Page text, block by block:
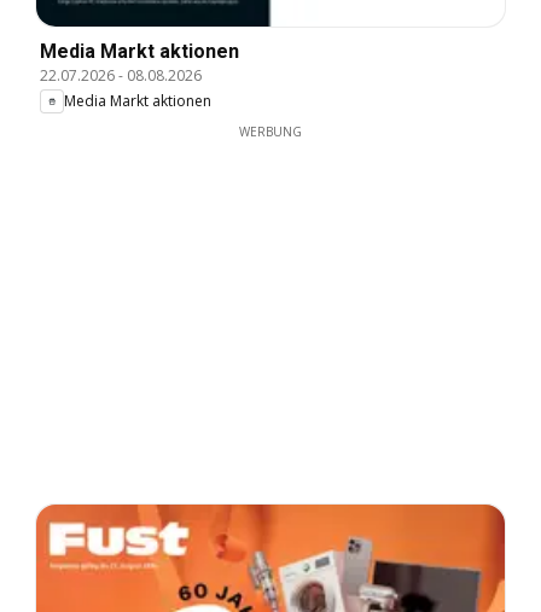
Media Markt aktionen
22.07.2026- 08.08.2026
Media Markt aktionen
WERBUNG